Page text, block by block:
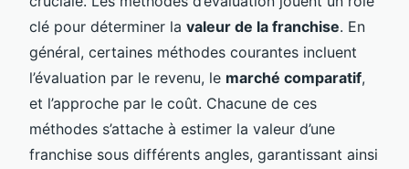
clé pour déterminer la valeur de la franchise. En
général, certaines méthodes courantes incluent
l’évaluation par le revenu, le marché comparatif,
et l’approche par le coût. Chacune de ces
méthodes s’attache à estimer la valeur d’une
franchise sous différents angles, garantissant ainsi